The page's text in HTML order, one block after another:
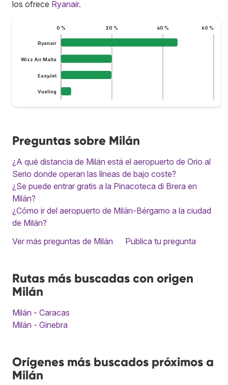
los ofrece Ryanair.
0 % 20 % 40 % 60 %
Ryanair
Wizz Air Malta
EasyJet
Vueling
Preguntas sobre Milán
¿A qué distancia de Milán está el aeropuerto de Orio al
Serio donde operan las líneas de bajo coste?
¿Se puede entrar gratis a la Pinacoteca di Brera en
Milán?
¿Cómo ir del aeropuerto de Milán-Bérgamo a la ciudad
de Milán?
Ver más preguntas de Milán
Publica tu pregunta
Rutas más buscadas con origen
Milán
Milán - Caracas
Milán - Ginebra
Orígenes más buscados próximos a
Milán